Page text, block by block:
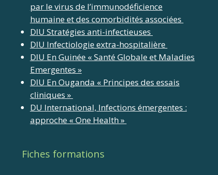
par le virus de l’immunodéficience
humaine et des comorbidités associées
DIU Stratégies anti-infectieuses
DIU Infectiologie extra-hospitalière
DIU En Guinée « Santé Globale et Maladies
Emergentes »
DIU En Ouganda « Principes des essais
cliniques »
DU International, Infections émergentes :
approche « One Health »
Fiches formations